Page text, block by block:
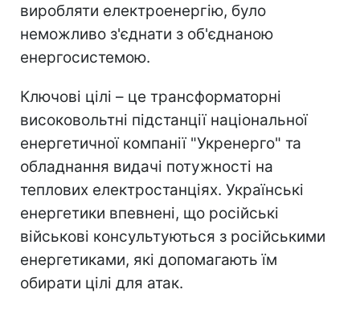
виробляти електроенергію, було
неможливо з'єднати з об'єднаною
енергосистемою.
Ключові цілі – це трансформаторні
високовольтні підстанції національної
енергетичної компанії "Укренерго" та
обладнання видачі потужності на
теплових електростанціях. Українські
енергетики впевнені, що російські
військові консультуються з російськими
енергетиками, які допомагають їм
обирати цілі для атак.